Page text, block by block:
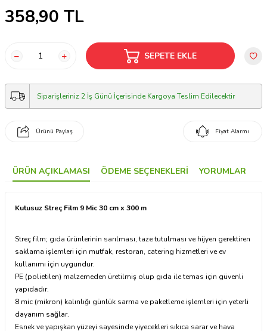
358,90 TL
SEPETE EKLE
Siparişleriniz 2 İş Günü İçerisinde Kargoya Teslim Edilecektir
Ürünü Paylaş Fiyat Alarmı
ÜRÜN AÇIKLAMASI ÖDEME SEÇENEKLERI YORUMLAR
Kutusuz Streç Film 9 Mic 30 cm x 300 m
Streç film; gıda ürünlerinin sarılması, taze tutulması ve hijyen gerektiren
saklama işlemleri için mutfak, restoran, catering hizmetleri ve ev
kullanımı için uygundur.
PE (polietilen) malzemeden üretilmiş olup gıda ile temas için güvenli
yapıdadır.
8 mic (mikron) kalınlığı günlük sarma ve paketleme işlemleri için yeterli
dayanım sağlar.
Esnek ve yapışkan yüzeyi sayesinde yiyecekleri sıkıca sarar ve hava